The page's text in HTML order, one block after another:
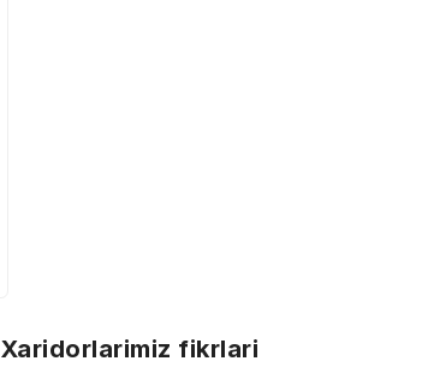
Xaridorlarimiz fikrlari